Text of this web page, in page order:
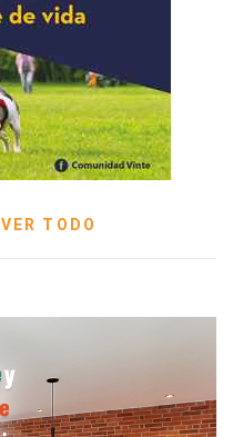
VER TODO